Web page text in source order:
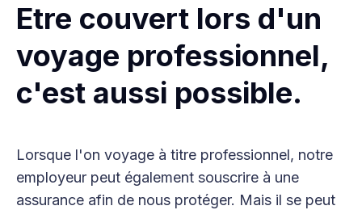
Etre couvert lors d'un
voyage professionnel,
c'est aussi possible.
Lorsque l'on voyage à titre professionnel, notre
employeur peut également souscrire à une
assurance afin de nous protéger. Mais il se peut